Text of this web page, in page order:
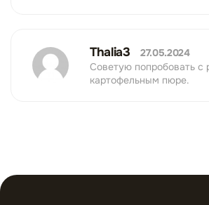
Thalia3
27.05.2024
Советую попробовать с
картофельным пюре.